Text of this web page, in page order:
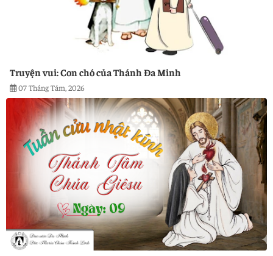
Truyện vui: Con chó của Thánh Đa Minh
07 Tháng Tám, 2026